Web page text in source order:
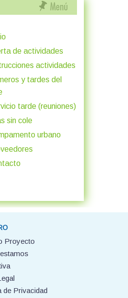
de actividades
actividades
y tardes del
tarde (reuniones)
sin cole
urbano
Proyecto
de Privacidad